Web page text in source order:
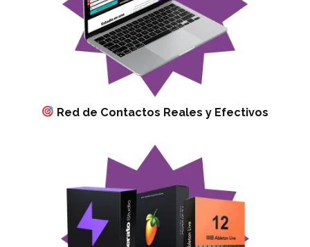
Red de Contactos Reales y Efectivos